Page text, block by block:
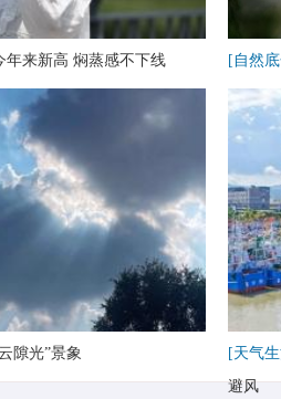
年来新高 焖蒸感不下线 [自然
隙光”景象
[天气
避风